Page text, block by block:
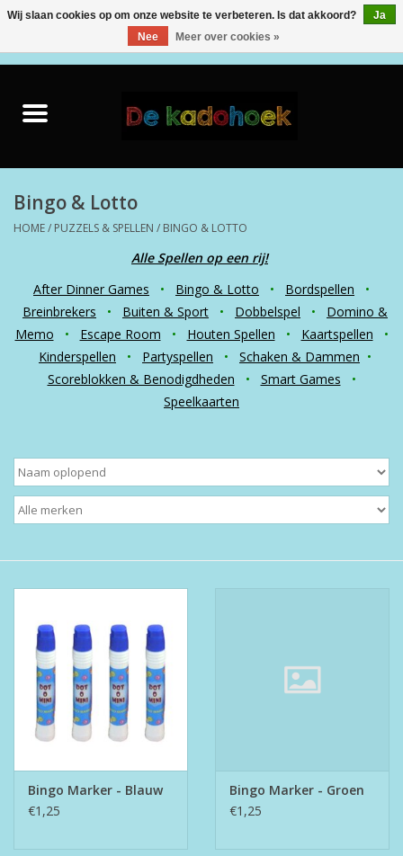
Speelgoed
Creatief
Back to School
Puzzels & Spellen
Wannahaves
TekstKado
Wens & Postkaarten
Feest
Merken
Bingo & Lotto
HOME/ PUZZELS & SPELLEN / BINGO & LOTTO
Alle Spellen op een rij!
After Dinner Games
• Bingo & Lotto • Bordspellen
•
Breinbrekers
• Buiten & Sport • Dobbelspel •
Domino &
Memo
• Escape Room • Houten Spellen • Kaartspellen
•
Kinderspellen
• Partyspellen • Schaken & Dammen •
Scoreblokken & Benodigdheden
• Smart Games
•
Speelkaarten
Bingo Marker - Blauw
€1,25
Bingo Marker - Groen
€1,25
Wij slaan cookies op om onze website te verbeteren. Is dat akkoord?
Ja
Nee
Meer over cookies »